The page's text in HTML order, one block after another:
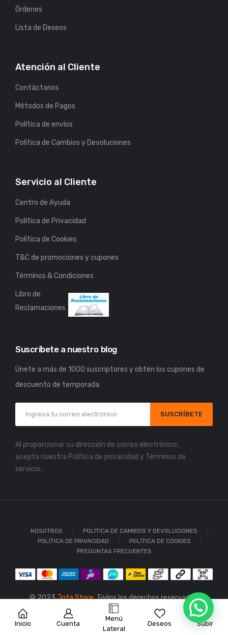
Inicio Cuenta
Menú
Lateral
Deseos Subir
Órdenes
Lista de Deseos
Atención al Cliente
Contáctanos
Métodos de Pagos
Política de envíos
Política de Cambios y Devoluciones
Servicio al Cliente
Centro de Ayuda
Política de Privacidad
Política de Cookies
T&C de promociones y cupones
Términos & Condiciones
Libro de
Reclamaciones
Suscríbete a nuestro blog
Únete a más de 1000 suscriptores y obtén los cupones de
descuento de temporada.
SUSCRÍBETE
Al proporcionar su dirección de correo electrónico,
acepta nuestra Política de privacidad y Términos de
servicio .
NOSOTROS
POLÍTICA DE CAMBIOS Y DEVOLUCIONES
POLÍTICA DE PRIVACIDAD
POLÍTICA DE COOKIES
PREGUNTAS FRECUENTES
© 2023Jota Store.Todos los derechos reservados.